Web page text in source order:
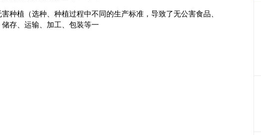
种植（选种、种植过程中不同的生产标准，导致了无公害食品、
存、运输、加工、包装等一